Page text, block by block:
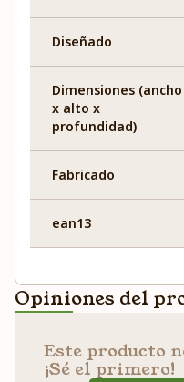
Diseñado
Dimensiones (ancho
x alto x
profundidad)
Fabricado
ean13
Opiniones del
Este producto
¡Sé el primero!